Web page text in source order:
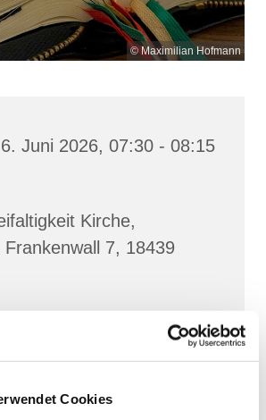
Cookies
© Maximilian Hofmann
Juni 2026, 07:30 - 08:15
Kirche,
Frankenwall 7, 18439
Laudes
. Dazu hören wir das